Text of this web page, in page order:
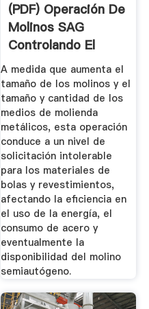
(PDF) Operación De
Molinos SAG
Controlando El
Movimiento ...
A medida que aumenta el
tamaño de los molinos y el
tamaño y cantidad de los
medios de molienda
metálicos, esta operación
conduce a un nivel de
solicitación intolerable
para los materiales de
bolas y revestimientos,
afectando la eficiencia en
el uso de la energía, el
consumo de acero y
eventualmente la
disponibilidad del molino
semiautógeno.